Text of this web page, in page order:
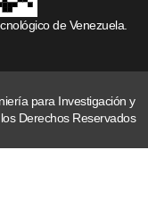
de Venezuela.
para Investigación y
Derechos Reservados